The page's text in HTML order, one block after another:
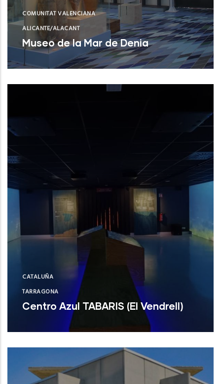
COMUNITAT VALENCIANA
ALICANTE/ALACANT
Museo de la Mar de Denia
Museo de la Mar de DeniaNUEVO
CATALUÑA
TARRAGONA
Centro Azul TABARIS (El Vendrell)
Centro Azul TABARIS (El Vendrell)NUEVO